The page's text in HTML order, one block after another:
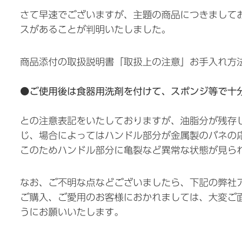
さて早速でございますが、主題の商品につきまし
スがあることが判明いたしました。
商品添付の取扱説明書「取扱上の注意」お手入れ方
●ご使用後は食器用洗剤を付けて、スポンジ等で十
との注意表記をいたしておりますが、油脂分が残
じ、場合によってはハンドル部分が金属製のバネの
このためハンドル部分に亀裂など異常な状態が見ら
なお、ご不明な点などございましたら、下記の弊社
ご購入、ご愛用のお客様におかれましては、大変
うにお願いいたします。